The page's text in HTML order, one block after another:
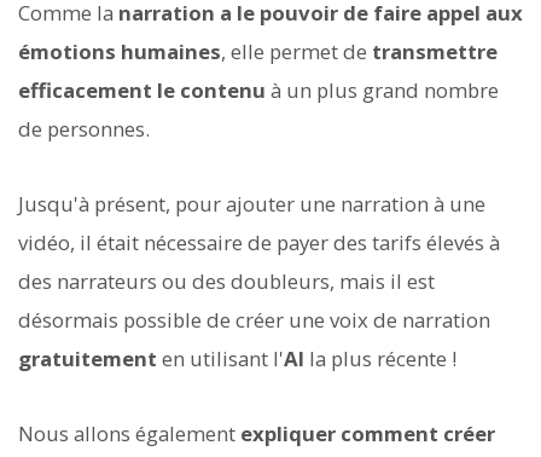
Comme la narration a le pouvoir de faire appel aux
émotions humaines, elle permet de transmettre
efficacement le contenu à un plus grand nombre
de personnes.
Jusqu'à présent, pour ajouter une narration à une
vidéo, il était nécessaire de payer des tarifs élevés à
des narrateurs ou des doubleurs, mais il est
désormais possible de créer une voix de narration
gratuitement en utilisant l'AI la plus récente !
Nous allons également expliquer comment créer